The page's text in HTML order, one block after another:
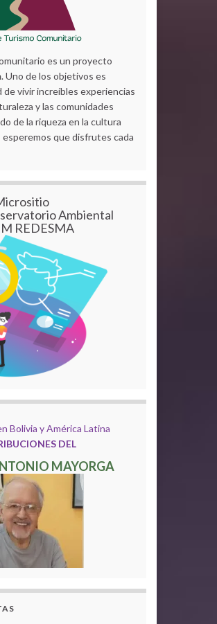
es un proyecto
. Uno de los objetivos es
vivir increíbles experiencias
y las comunidades
de la riqueza en la cultura
que disfrutes cada
Ambiental
REDESMA
Bolivia y América Latina
DEL
MAYORGA